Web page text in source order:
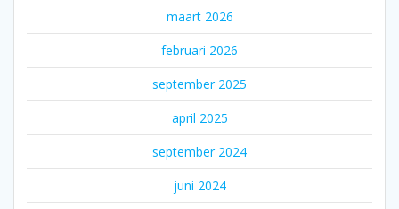
maart 2026
februari 2026
september 2025
april 2025
september 2024
juni 2024